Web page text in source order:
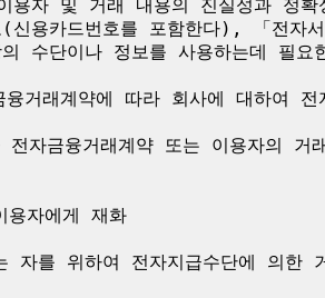
자 및 거래 내용의 진실성과 정확
카드번호를 포함한다), 「전자서
단이나 정보를 사용하는데 필요
래계약에 따라 회사에 대하여 전
금융거래계약 또는 이용자의 거
자에게 재화
를 위하여 전자지급수단에 의한